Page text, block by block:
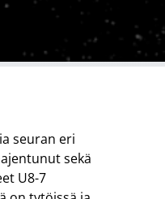
seuran eri
sekä
U8-7